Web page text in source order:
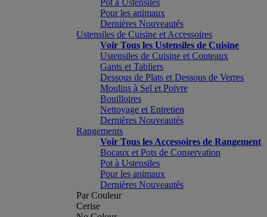
Pot à Ustensiles
Pour les animaux
Dernières Nouveautés
Ustensiles de Cuisine et Accessoires
Voir Tous les Ustensiles de Cuisine
Ustensiles de Cuisine et Couteaux
Gants et Tabliers
Dessous de Plats et Dessous de Verres
Moulins à Sel et Poivre
Bouilloires
Nettoyage et Entretien
Dernières Nouveautés
Rangements
Voir Tous les Accessoires de Rangement
Bocaux et Pots de Conservation
Pot à Ustensiles
Pour les animaux
Dernières Nouveautés
Par Couleur
Cerise